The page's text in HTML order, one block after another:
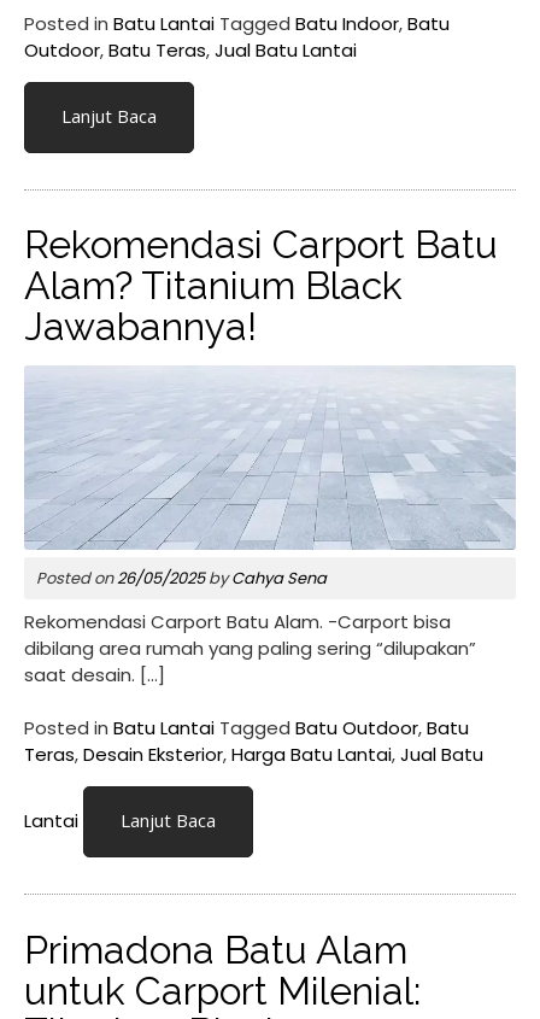
Posted in Batu Lantai Tagged Batu Indoor,Batu
Outdoor,Batu Teras,Jual Batu Lantai
Lanjut Baca
Rekomendasi Carport Batu
Alam? Titanium Black
Jawabannya!
Posted on26/05/2025byCahya Sena
Rekomendasi Carport Batu Alam. -Carport bisa
dibilang area rumah yang paling sering “dilupakan”
saat desain. […]
Posted in Batu Lantai Tagged Batu Outdoor,Batu
Teras,Desain Eksterior,Harga Batu Lantai,Jual Batu
Lantai Lanjut Baca
Primadona Batu Alam
untuk Carport Milenial: